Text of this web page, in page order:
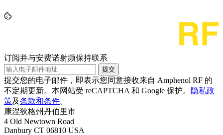
订阅并与安费诺射频保持联系
提交
提交您的电子邮件，即表示您同意接收来自 Amphenol RF 的
不定期更新。本网站受 reCAPTCHA 和 Google 保护。
隐私政
策及条款和条件。
康涅狄格州丹伯里市
4 Old Newtown Road
Danbury CT 06810 USA